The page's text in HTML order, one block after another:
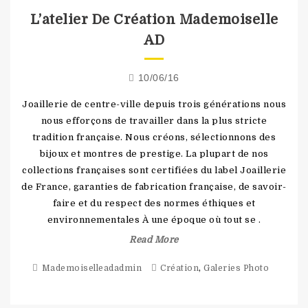
L’atelier De Création Mademoiselle
AD
10/06/16
Joaillerie de centre-ville depuis trois générations nous
nous efforçons de travailler dans la plus stricte
tradition française. Nous créons, sélectionnons des
bijoux et montres de prestige. La plupart de nos
collections françaises sont certifiées du label Joaillerie
de France, garanties de fabrication française, de savoir-
faire et du respect des normes éthiques et
environnementales À une époque où tout se .
Read More
Mademoiselleadadmin Création, Galeries Photo